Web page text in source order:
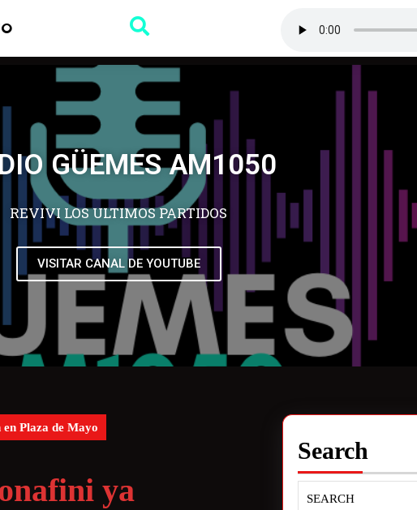
GÜEMES AM1050
REVIVI LOS ULTIMOS PARTIDOS
VISITAR CANAL DE YOUTUBE
en Plaza de Mayo
ya
Search